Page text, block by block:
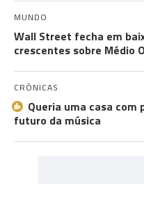
MUNDO
Wall Street fecha em
crescentes sobre Médio
CRÓNICAS
Queria uma casa com
futuro da música